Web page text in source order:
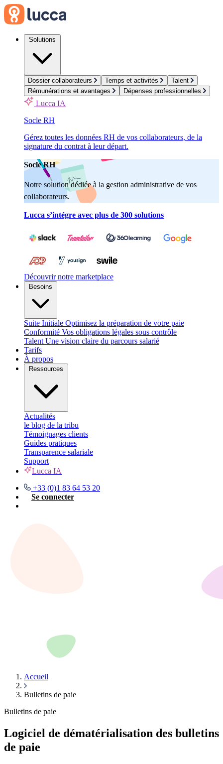
Dossier collaborateurs Temps et activités
Talent
Rémunérations et avantages
Dépenses professionnelles
Lucca IA
Socle RH
Gérez toutes les données RH de vos collaborateurs, de la
signature du contrat à leur départ.
Socle RH
Notre solution dédiée à la gestion administrative de vos
collaborateurs.
Lucca s’intégre avec plus de 300 solutions
Découvrir notre marketplace
Suite Initiale Optimisez la préparation de votre paie
Conformité Vos obligations légales sous contrôle
Talent Une vision claire du parcours salarié
Tarifs
À propos
Actualités
le blog de la tribu
Témoignages clients
Guides pratiques
Transparence salariale
Support
Lucca IA
+33 (0)1 83 64 53 20
Se connecter
Accueil
Bulletins de paie
Bulletins de paie
Logiciel de dématérialisation des bulletins
de paie